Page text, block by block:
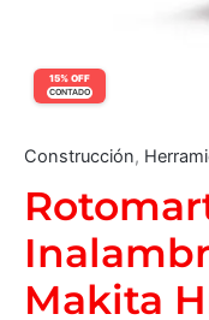
15% OFF
CONTADO
Construcción,
Makita